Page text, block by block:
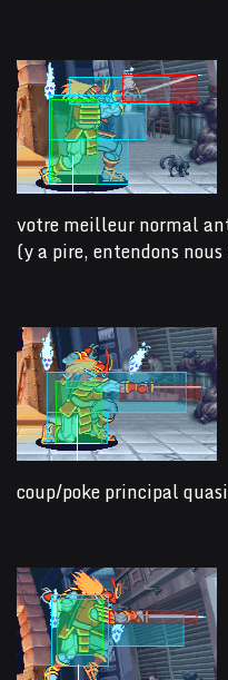
votre meilleur normal
(y a pire, entendons
coup/poke principal